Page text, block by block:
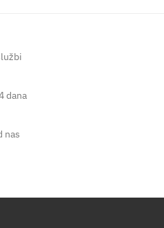
dana
nas